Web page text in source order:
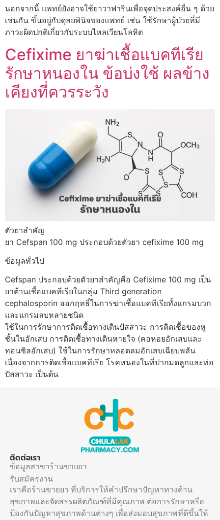
นอกจากนี้ แพทย์ยังอาจใช้ยาวาฟารินเพื่อจุดประสงค์อื่น ๆ ด้วย
เช่นกัน ขึ้นอยู่กับดุลยพินิจของแพทย์ เช่น ใช้รักษาผู้ป่วยที่มี
ภาวะผิดปกติเกี่ยวกับระบบไหลเวียนโลหิต
Cefixime ยาฆ่าเชื้อแบคทีเรีย
รักษาหนองใน ข้อบ่งใช้ ผลข้าง
เคียงที่ควรระวัง
ตัวยาสำคัญ
ยา Cefspan 100 mg ประกอบด้วยตัวยา cefixime 100 mg
ข้อมูลทั่วไป
Cefspan ประกอบด้วยตัวยาสำคัญคือ Cefixime 100 mg เป็น
ยาต้านเชื้อแบคทีเรียในกลุ่ม Third generation
cephalosporin ออกฤทธิ์ในการฆ่าเชื้อแบคทีเรียทั้งแกรมบวก
และแกรมลบหลายชนิด
ใช้ในการรักษาการติดเชื้อทางเดินปัสสาวะ การติดเชื้อของหู
ชั้นในอักเสบ การติดเชื้อทางเดินหายใจ (คอหอยอักเสบและ
ทอนซิลอักเสบ) ใช้ในการรักษาหลอดลมอักเสบเฉียบพลัน
เนื่องจากการติดเชื้อแบคทีเรีย โรคหนองในที่ปากมดลูกและท่อ
ปัสสาวะ เป็นต้น
ติดต่อเรา
ข้อมูลสาขาร้านขายยา
รับสมัครงาน
เราคือร้านขายยา ที่บริการให้คำปรึกษาปัญหาทางด้าน
สุขภาพและจัดสรรผลิตภัณฑ์ที่มีคุณภาพ ต่อการรักษาหรือ
ป้องกันปัญหาสุขภาพด้านต่างๆ เพื่อส่งมอบสุขภาพที่ดีขึ้นให้